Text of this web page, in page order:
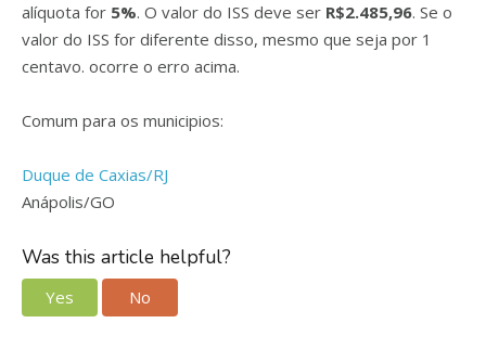
alíquota for 5%. O valor do ISS deve ser R$2.485,96. Se o
valor do ISS for diferente disso, mesmo que seja por 1
centavo. ocorre o erro acima.
Comum para os municipios:
Duque de Caxias/RJ
Anápolis/GO
Was this article helpful?
Yes No